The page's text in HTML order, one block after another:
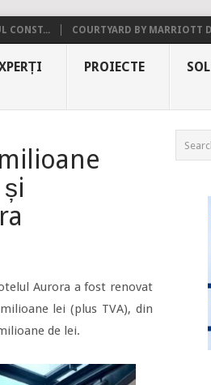
CONST... COURTYARD BY MARRIOTT
PROIECTE
Aurora a fost renovat
lei (plus TVA), din
de lei.